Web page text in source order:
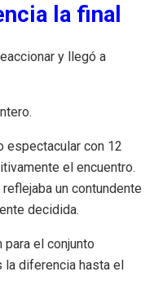
la final
y llegó a
espectacular con 12
el encuentro.
un contundente
decidida.
para el conjunto
diferencia hasta el